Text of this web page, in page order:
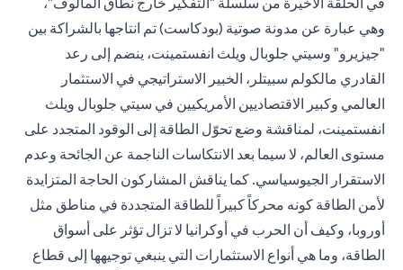
وهي عبارة عن مدونة صوتية (بودكاست) تم انتاجها بالشراكة بين
"جيزيرو" وسيتي جلوبال ويلث انفستمينت، ينضم إلى رعد
القادري مالكولم سبيتلر، الخبير الاستراتيجي في الاستثمار
العالمي وكبير الاقتصاديين الأمريكيين في سيتي جلوبال ويلث
انفستمينت، لمناقشة وضع تحوّل الطاقة إلى الوقود المتجدد على
مستوى العالم، لا سيما بعد الانتكاسات الناجمة عن الجائحة وعدم
الاستقرار الجيوسياسي. كما يناقش المشاركون الحاجة المتزايدة
لأمن الطاقة كونه محركاً كبيراً للطاقة المتجددة في مناطق مثل
أوروبا، وكيف أن الحرب في أوكرانيا لا تزال تؤثر على أسواق
الطاقة، وما هي أنواع الاستثمارات التي ينبغي توجيهها إلى قطاع